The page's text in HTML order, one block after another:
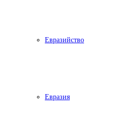
Евразийство
Евразия